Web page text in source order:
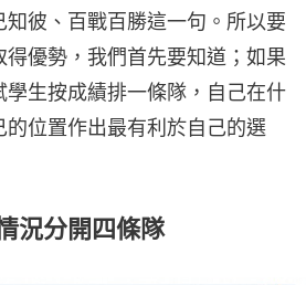
彼、百戰百勝這一句。所以要
優勢，我們首先要知道；如果
生按成績排一條隊，自己在什
位置作出最有利於自己的選
況分開四條隊